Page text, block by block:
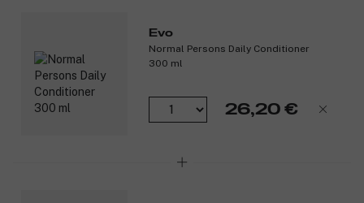
Evo
Normal Persons Daily Conditioner
300 ml
26,20 €